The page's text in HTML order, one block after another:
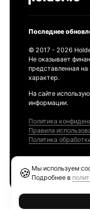
Последнее
© 2017 - 2026
Не оказывает
представленная на
характер.
На сайте
информации.
Политика
Правила
Политика
🍪 Мы используем
Подробнее в
Ethereum GAS